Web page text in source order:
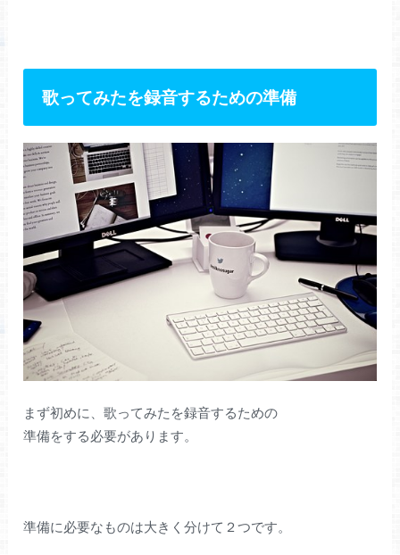
歌ってみたを録音するための準備
まず初めに、歌ってみたを録音するための
準備をする必要があります。
準備に必要なものは大きく分けて２つです。